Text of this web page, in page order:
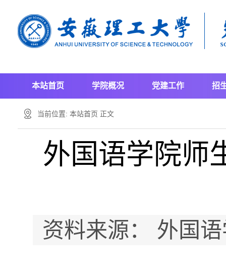
本站首页 学院概况 党建工作 招
当前位置: 本站首页 正文
外国语学院师
资料来源： 外国